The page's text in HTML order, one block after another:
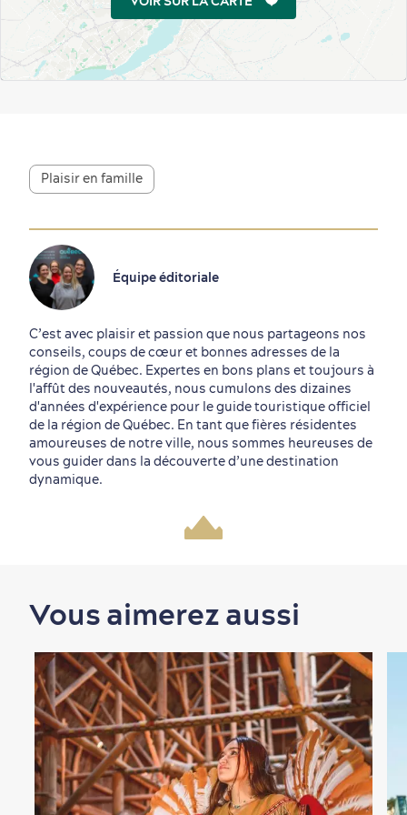
Plaisir en famille
Équipe éditoriale
C’est avec plaisir et passion que nous partageons nos
conseils, coups de cœur et bonnes adresses de la
région de Québec. Expertes en bons plans et toujours à
l'affût des nouveautés, nous cumulons des dizaines
d'années d'expérience pour le guide touristique officiel
de la région de Québec. En tant que fières résidentes
amoureuses de notre ville, nous sommes heureuses de
vous guider dans la découverte d’une destination
dynamique.
Vous aimerez aussi